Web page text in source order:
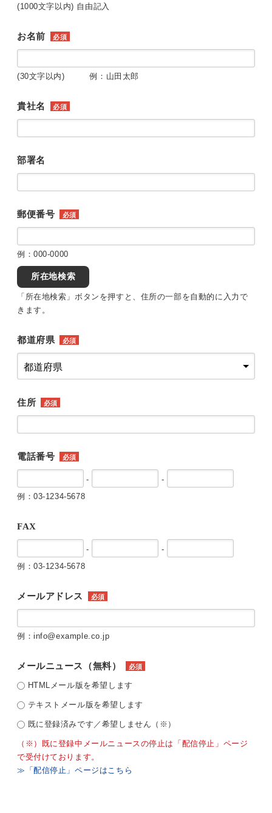
(1000文字以内) 自由記入
お名前 必須
(30文字以内) 例：山田太郎
貴社名 必須
部署名
郵便番号 必須
例：000-0000
所在地検索
「所在地検索」ボタンを押すと、住所の一部を自動的に入力で
きます。
都道府県 必須
住所 必須
電話番号 必須
-
-
例：03-1234-5678
FAX
-
-
例：03-1234-5678
メールアドレス 必須
例：info@example.co.jp
メールニュース（無料） 必須
HTMLメール版を希望します
テキストメール版を希望します
既に登録済みです／希望しません（※）
（※）既に登録中メールニュースの停止は「配信停止」ページ
で受付けております。
≫「配信停止」ページはこちら